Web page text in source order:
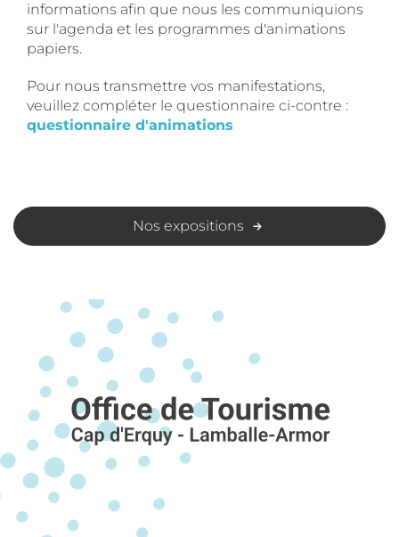
informations afin que nous les communiquions
sur l'agenda et les programmes d'animations
papiers.
Pour nous transmettre vos manifestations,
veuillez compléter le questionnaire ci-contre :
questionnaire d'animations
Nos expositions